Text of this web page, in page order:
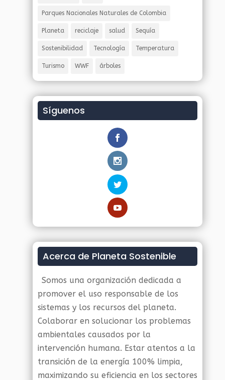
Parques Nacionales Naturales de Colombia
Planeta reciclaje salud Sequía
Sostenibilidad Tecnología Temperatura
Turismo WWF árboles
Síguenos
Acerca de Planeta Sostenible
Somos una organización dedicada a
promover el uso responsable de los
sistemas y los recursos del planeta.
Colaborar en solucionar los problemas
ambientales causados por la
intervención humana. Estar atentos a la
transición de la energía 100% limpia,
maximizando su eficiencia en los sectores